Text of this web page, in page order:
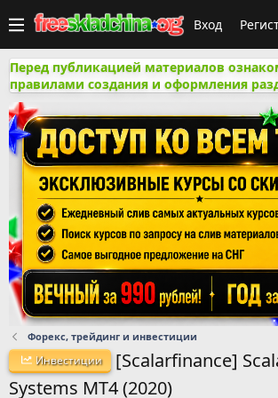
Вход
Перед публикацией материалов
правилами создания и оформления
Форекс, трейдинг и инвестиции
Инвестиции
[Scalarfinance]
Systems MT4 (2020)